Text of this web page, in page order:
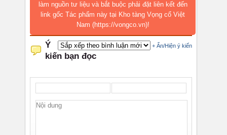
làm nguồn tư liệu và bắt buộc phải đặt liên kết đến
link gốc Tác phẩm này tại Kho tàng Vọng cổ Việt
Nam (https://vongco.vn)!